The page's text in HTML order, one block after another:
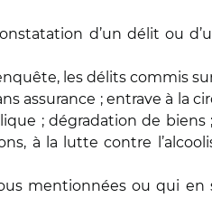
d’un délit ou
les délits commis
assurance ; entrave à la
; dégradation de
à la lutte contre
mentionnées ou qui